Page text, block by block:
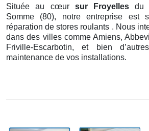
Située au cœur sur Froyellesdu
Somme (80), notre entreprise est
réparation de stores roulants . Nous
dans des villes comme Amiens,
Friville-Escarbotin, et bien
maintenance de vos installations.